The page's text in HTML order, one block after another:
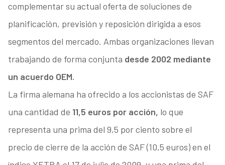
complementar su actual oferta de soluciones de
planificación, previsión y reposición dirigida a esos
segmentos del mercado. Ambas organizaciones llevan
trabajando de forma conjunta desde 2002 mediante
un acuerdo OEM.
La firma alemana ha ofrecido a los accionistas de SAF
una cantidad de 11,5 euros por acción, lo que
representa una prima del 9,5 por ciento sobre el
precio de cierre de la acción de SAF (10,5 euros) en el